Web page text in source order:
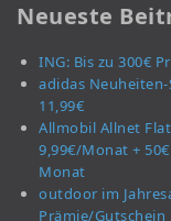
Neueste
ING: Bis zu 300€
adidas
11,99€
Allmobil Allnet
9,99€/Monat +
Monat
outdoor im
Prämie/Gutschein